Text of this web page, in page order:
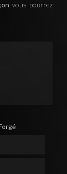
vous pourrez